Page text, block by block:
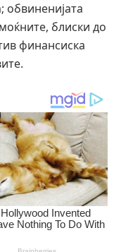
обвиненијата
блиски до
финансиска